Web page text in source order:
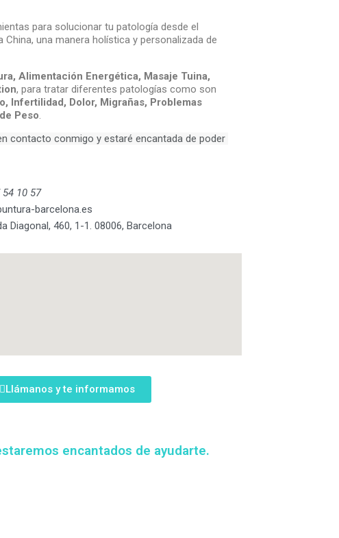
para solucionar tu patología desde el
China, una manera holística y personalizada de
Alimentación Energética, Masaje Tuina,
, para tratar diferentes patologías como son
Infertilidad, Dolor, Migrañas, Problemas
Peso.
contacto conmigo y estaré encantada de poder
54 10 57
barcelona.es
Diagonal, 460, 1-1. 08006, Barcelona
Llámanos y te informamos
encantados de ayudarte.